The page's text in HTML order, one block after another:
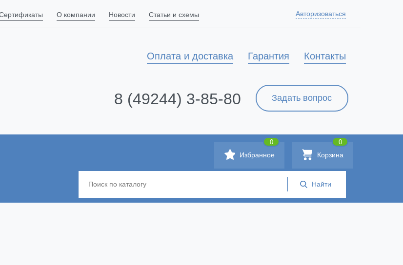
О компании Новости Статьи и схемы Авторизоваться
Контакты
Гарантия
Оплата и доставка
Задать вопрос
8 (49244) 3-85-80
Корзина
0
Избранное
0